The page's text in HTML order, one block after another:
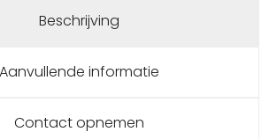
Beschrijving
Aanvullende informatie
Contact opnemen